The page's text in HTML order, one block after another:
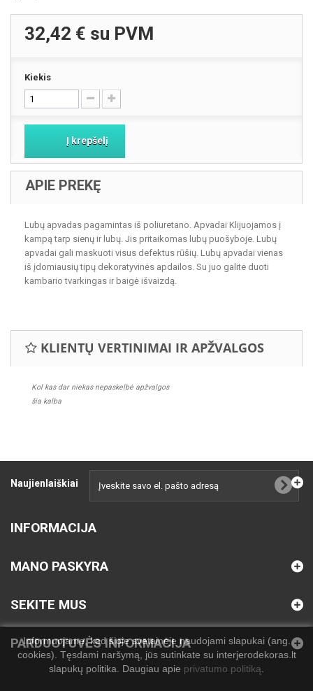
Informuojame, kad šioje svetainėje naudojami slapukai (ang.
cookies). Tęsdami naršymą, jūs sutinkate su interjerodekoras.lt
slapukų politika. Daugiau apie privatumo politiką
32,42 € su PVM
Kiekis
Į krepšelį
APIE PREKĘ
Lubų apvadas pagamintas iš poliuretano. Apvadai Klijuojamos į
kampą tarp sienų ir lubų. Jis pritaikomas lubų puošyboje. Lubų
apvadai gali maskuoti visus defektus rūšių. Lubų apvadai vienas
iš įdomiausių tipų dekoratyvinės apdailos. Su juo galite duoti
kambario tvarkingas ir baigė išvaizdą.
KLIENTŲ VERTINIMAI IR APŽVALGOS
Kol kas dar niekas nepaskelbė apžvalgos
šia kalba
Naujienlaiškiai
INFORMACIJA
MANO PASKYRA
SEKITE MUS
PARDUOTUVĖS INFORMACIJA